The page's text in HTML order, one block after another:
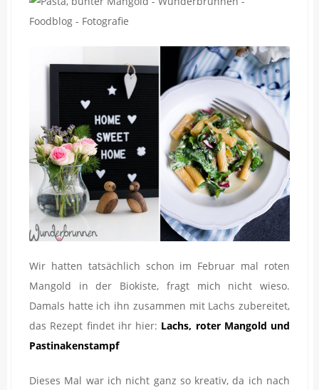
Wir hatten tatsächlich schon im Februar mal roten
Mangold in der Biokiste, fragt mich nicht wieso.
Damals hatte ich ihn zusammen mit Lachs zubereitet,
das Rezept findet ihr hier: Lachs, roter Mangold und
Pastinakenstampf
Dieses Mal war ich nicht ganz so kreativ, da ich nach